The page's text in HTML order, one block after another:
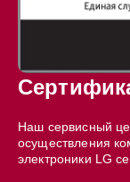
Наш сервисный
осуществления
электроники LG